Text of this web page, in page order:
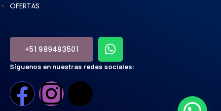
OFERTAS
+51 989493501
Síguenos en nuestras redes sociales: